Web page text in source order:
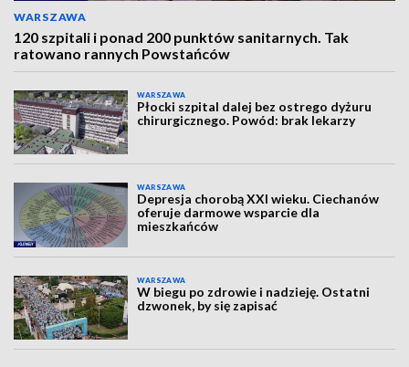
WARSZAWA
120 szpitali i ponad 200 punktów sanitarnych. Tak
ratowano rannych Powstańców
WARSZAWA
Płocki szpital dalej bez ostrego dyżuru
chirurgicznego. Powód: brak lekarzy
WARSZAWA
Depresja chorobą XXI wieku. Ciechanów
oferuje darmowe wsparcie dla
mieszkańców
WARSZAWA
W biegu po zdrowie i nadzieję. Ostatni
dzwonek, by się zapisać